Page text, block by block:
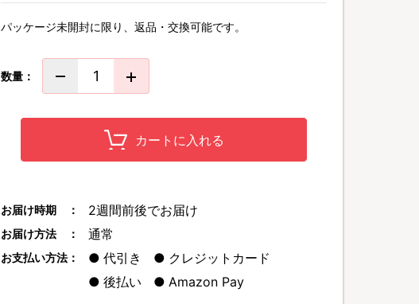
パッケージ未開封に限り、返品・交換可能です。
数量：
カートに入れる
お届け時期 ： 2週間前後でお届け
お届け方法 ： 通常
お支払い方法： 代引き
クレジットカード
後払い
Amazon Pay